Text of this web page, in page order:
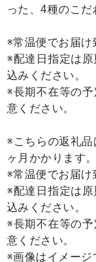
った、4種のこだ
※常温便でお届け
※配達日指定は
込みください。
※長期不在等の
意ください。
※こちらの返礼
ヶ月かかります。
※常温便でお届け
※配達日指定は
込みください。
※長期不在等の
意ください。
※画像はイメージ